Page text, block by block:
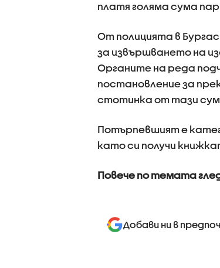
платя голяма сума
От полицията в
за извършването на
Органите на реда
постановление за
стотинка от тази
Потърпевшият е
като си получи
Повече по темата
Добави ни в